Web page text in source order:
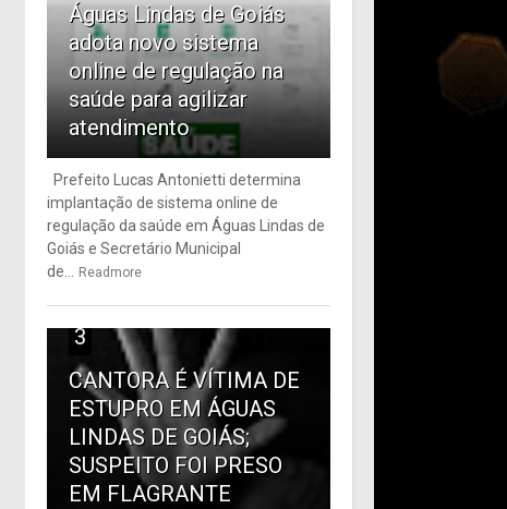
Águas Lindas de Goiás
adota novo sistema
online de regulação na
saúde para agilizar
atendimento
Prefeito Lucas Antonietti determina
implantação de sistema online de
regulação da saúde em Águas Lindas de
Goiás e Secretário Municipal
de...
Readmore
3
CANTORA É VÍTIMA DE
ESTUPRO EM ÁGUAS
LINDAS DE GOIÁS;
SUSPEITO FOI PRESO
EM FLAGRANTE